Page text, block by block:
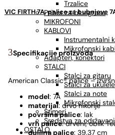
Trzalice
Pribor za bluegrass
MIKROFONI
KABLOVI
Instrumentalni
Mikrofonski
Adapteri, konektori
STALCI
Stalci za gitaru
Stalci za ukulele
Stalci za note
Mikrofonski
Štimeri
Sredstva za
OSTALO
VIC FIRTH 7A,palice za bubnjeve
Specifikacije proizvoda
American Classic® palice –
model: 7A
materijal: drvo hikorije
površina palice: lak
vrh palice: drveni, oblik
duljina palice: 39.37 cm